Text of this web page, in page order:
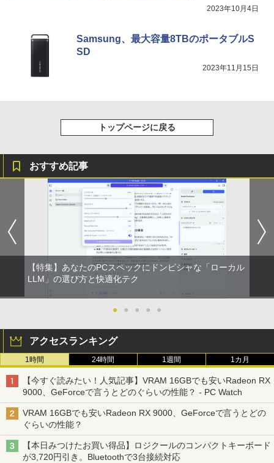
2023年10月4日
Samsung、最大容量8TBのポータブルS
SD
2023年11月15日
トップページに戻る
おすすめ記事
【特集】あなたのPCスペックにドンピシャな「ローカル
LLM」の選び方と快適化テク
● ● ● ● ●
アクセスランキング
1時間 24時間 1週間 1カ月
【今すぐ読みたい！人気記事】VRAM 16GBでも安いRadeon RX
9000、GeForceで言うとどのぐらいの性能？ - PC Watch
VRAM 16GBでも安いRadeon RX 9000、GeForceで言うとどの
ぐらいの性能？
【本日みつけたお買い得品】ロジクールのコンパクトキーボード
が3,720円引き。Bluetoothで3台接続対応